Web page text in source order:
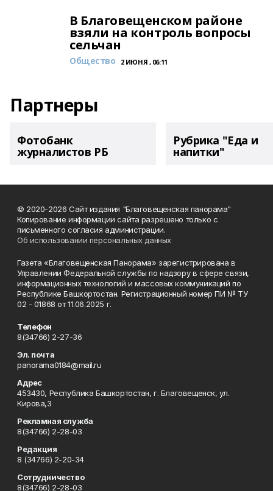
В Благовещенском районе
взяли на контроль вопросы
сельчан
Общество 2 ИЮНЯ , 06:11
Партнеры
Фотобанк
журналистов РБ
Рубрика "Еда и
напитки"
© 2020-2026 Сайт издания "Благовещенская панорама"
Копирование информации сайта разрешено только с
письменного согласия администрации.
Об использовании персональных данных
Газета «Благовещенская Панорама» зарегистрирована в
Управлении Федеральной службы по надзору в сфере связи,
информационных технологий и массовых коммуникаций по
Республике Башкортостан. Регистрационный номер ПИ № ТУ
02 - 01868 от 11.06.2025 г.
Телефон
8(34766) 2-27-36
Эл. почта
panorama0184@mail.ru
Адрес
453430, Республика Башкортостан, г. Благовещенск, ул.
Кирова,3
Рекламная служба
8(34766) 2-28-03
Редакция
8 (34766) 2-20-34
Сотрудничество
8(34766) 2-28-03